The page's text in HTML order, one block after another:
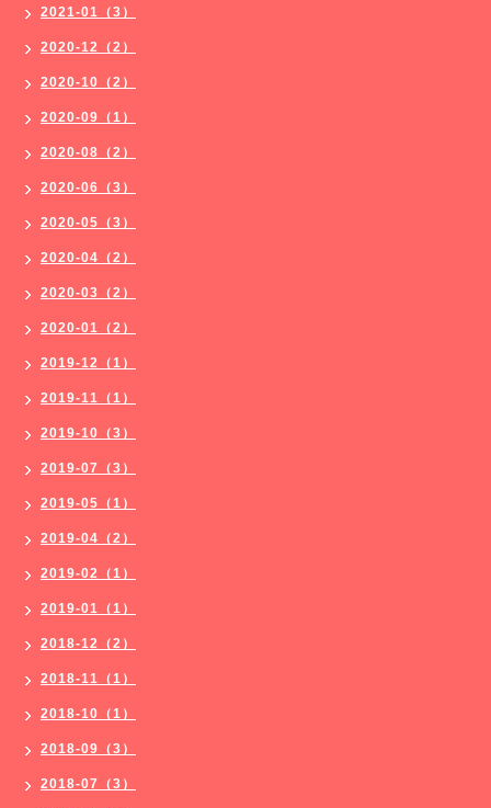
2021-01（3）
2020-12（2）
2020-10（2）
2020-09（1）
2020-08（2）
2020-06（3）
2020-05（3）
2020-04（2）
2020-03（2）
2020-01（2）
2019-12（1）
2019-11（1）
2019-10（3）
2019-07（3）
2019-05（1）
2019-04（2）
2019-02（1）
2019-01（1）
2018-12（2）
2018-11（1）
2018-10（1）
2018-09（3）
2018-07（3）